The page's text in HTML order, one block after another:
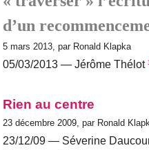
d’un
5 mars 2013, par Ronald Klapka
05/03/2013 — Jérôme Thélot
Rien au centre
23 décembre 2009, par Ronald
23/12/09 — Séverine